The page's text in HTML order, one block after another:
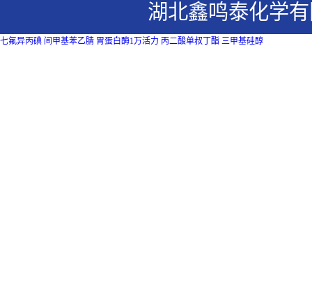
湖北鑫鸣泰化学
七氟异丙碘 间甲基苯乙腈 胃蛋白酶1万活力 丙二酸单叔丁酯 三甲基硅醇